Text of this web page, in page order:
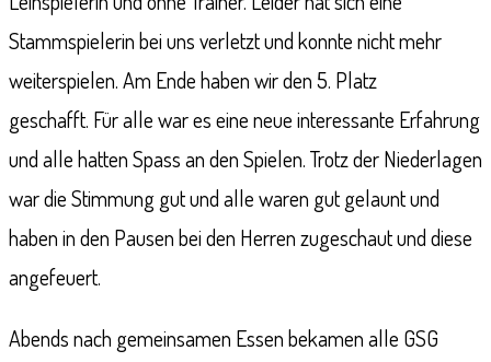
Stammspielerin bei uns verletzt und konnte nicht mehr
weiterspielen. Am Ende haben wir den 5. Platz
geschafft. Für alle war es eine neue interessante Erfahrung
und alle hatten Spass an den Spielen. Trotz der Niederlagen
war die Stimmung gut und alle waren gut gelaunt und
haben in den Pausen bei den Herren zugeschaut und diese
angefeuert.
Abends nach gemeinsamen Essen bekamen alle GSG